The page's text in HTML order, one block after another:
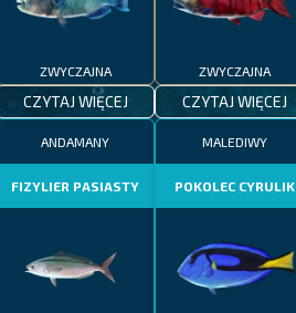
ZWYCZAJNA
CZYTAJ WIĘCEJ
ZWYCZAJNA
CZYTAJ WIĘCEJ
ANDAMANY
FIZYLIER PASIASTY
MALEDIWY
POKOLEC CYRULIK